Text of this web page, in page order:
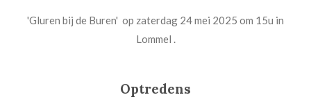
'Gluren bij de Buren' op zaterdag 24 mei 2025 om 15u in
Lommel .
Optredens